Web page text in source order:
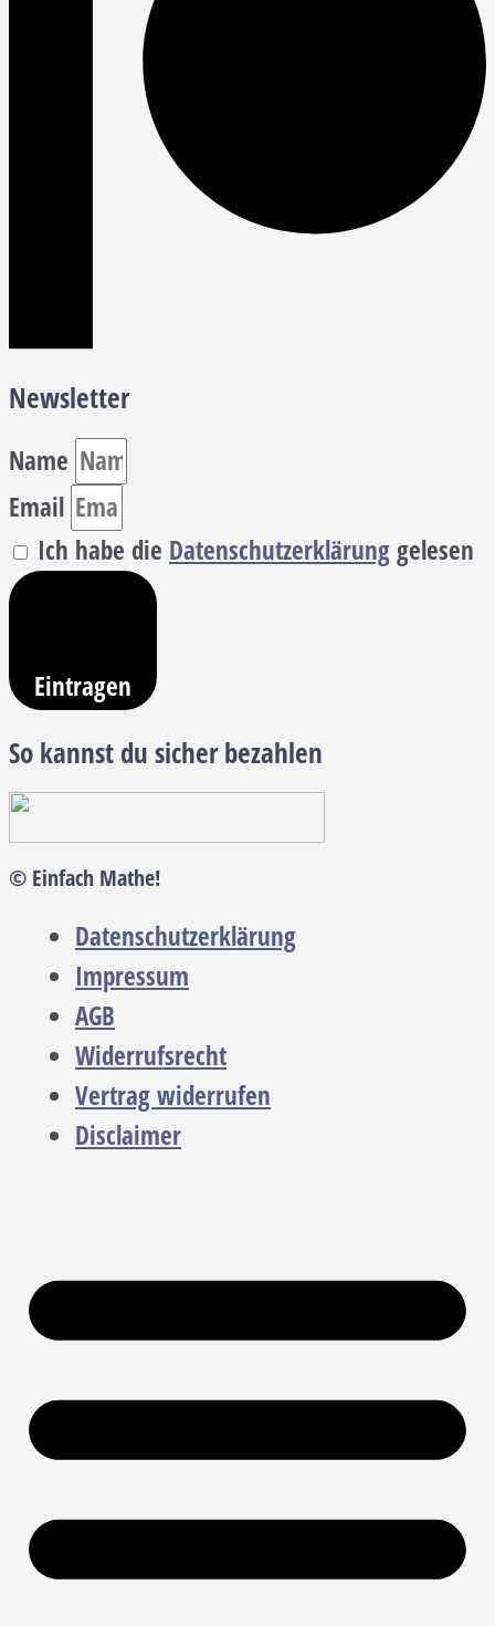
Newsletter
Name
Email
Ich habe die Datenschutzerklärunggelesen
Eintragen
So kannst du sicher bezahlen
© Einfach Mathe!
Datenschutzerklärung
Impressum
AGB
Widerrufsrecht
Vertrag widerrufen
Disclaimer